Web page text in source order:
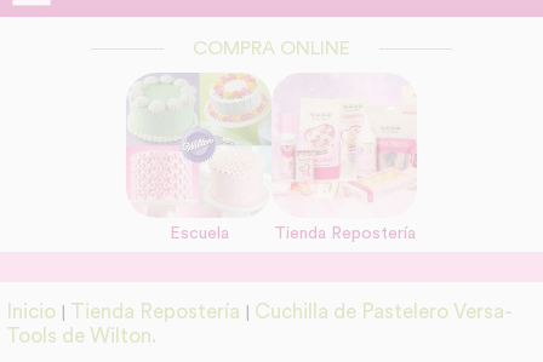
COMPRA ONLINE
Escuela Tienda Repostería
Inicio Tienda Repostería
Cuchilla de Pastelero Versa-
Tools de Wilton.
link